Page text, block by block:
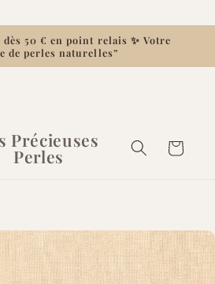
50 € en point relais ✨ Votre
de perles naturelles”
Précieuses
Perles Panier